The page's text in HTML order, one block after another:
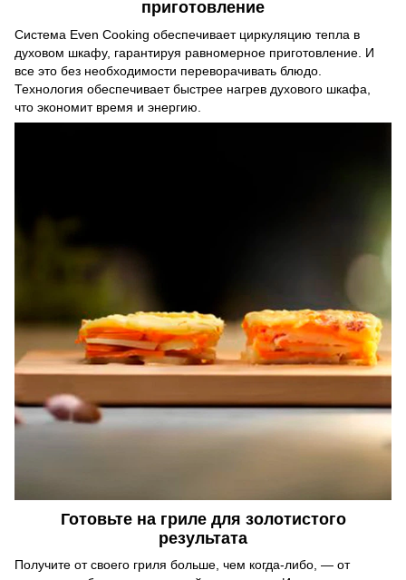
приготовление
Система Even Cooking обеспечивает циркуляцию тепла в
духовом шкафу, гарантируя равномерное приготовление. И
все это без необходимости переворачивать блюдо.
Технология обеспечивает быстрее нагрев духового шкафа,
что экономит время и энергию.
Готовьте на гриле для золотистого
результата
Получите от своего гриля больше, чем когда-либо, — от